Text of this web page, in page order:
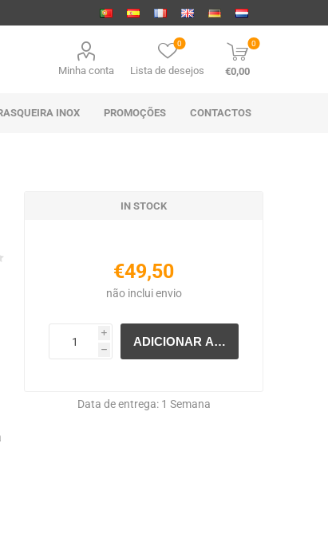
Minha conta Lista de desejos
0 0
€0,00
INOX PROMOÇÕES CONTACTOS
IN STOCK
€49,50
não incluienvio
i
h
Data de entrega: 1 Semana